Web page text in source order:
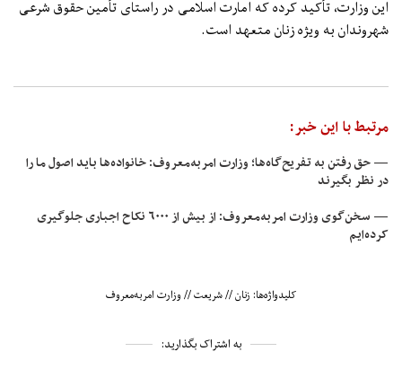
این وزارت، تأکید کرده که امارت اسلامی در راستای تأمین حقوق شرعی
شهروندان به ‌ویژه زنان متعهد است.
مرتبط با این خبر:
— حق رفتن به تفریح‌گاه‌ها؛ وزارت امربه‌معروف: خانواده‌ها باید اصول ما را
در نظر بگیرند
— سخن‌گوی وزارت امربه‌معروف: از بیش از ۶۰۰۰ نکاح اجباری جلوگیری
کرده‌ایم
کلیدواژه‌ها: زنان//شریعت//وزارت امربه‌معروف
به اشتراک بگذارید: